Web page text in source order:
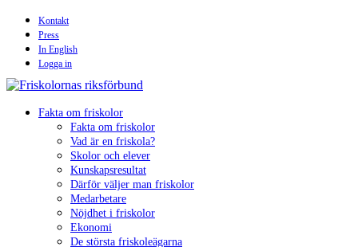
Kontakt
Press
In English
Logga in
Fakta om friskolor
Fakta om friskolor
Vad är en friskola?
Skolor och elever
Kunskapsresultat
Därför väljer man friskolor
Medarbetare
Nöjdhet i friskolor
Ekonomi
De största friskoleägarna